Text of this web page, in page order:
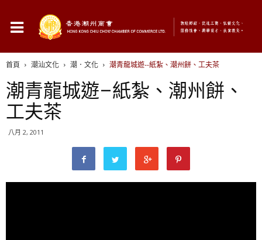
首頁 潮汕文化 潮．文化 潮青龍城遊--紙紮、潮州餅、工夫茶
潮青龍城遊–紙紮、潮州餅、
工夫茶
八月 2, 2011